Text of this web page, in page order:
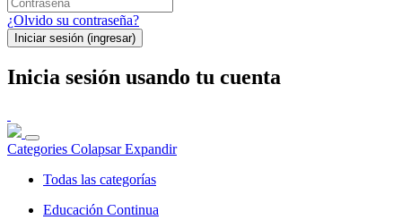
¿Olvido su contraseña?
Iniciar sesión (ingresar)
Inicia sesión usando tu cuenta
Categories ColapsarExpandir
Todas las categorías
Educación Continua